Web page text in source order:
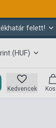
felett!
(HUF)
Kedvencek